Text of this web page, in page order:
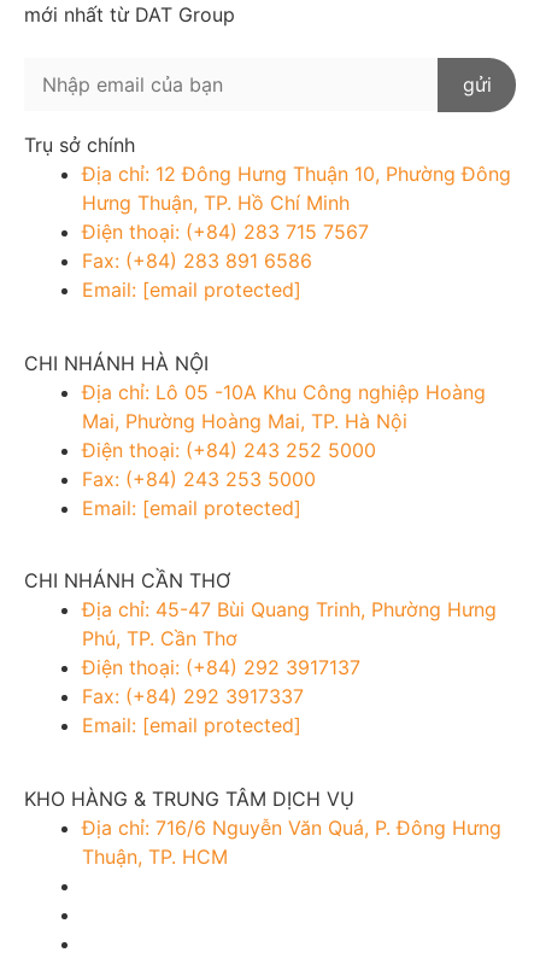
mới nhất từ DAT Group
Trụ sở chính
Địa chỉ: 12 Đông Hưng Thuận 10, Phường Đông
Hưng Thuận, TP. Hồ Chí Minh
Điện thoại: (+84) 283 715 7567
Fax: (+84) 283 891 6586
Email: [email protected]
CHI NHÁNH HÀ NỘI
Địa chỉ: Lô 05 -10A Khu Công nghiệp Hoàng
Mai, Phường Hoàng Mai, TP. Hà Nội
Điện thoại: (+84) 243 252 5000
Fax: (+84) 243 253 5000
Email: [email protected]
CHI NHÁNH CẦN THƠ
Địa chỉ: 45-47 Bùi Quang Trinh, Phường Hưng
Phú, TP. Cần Thơ
Điện thoại: (+84) 292 3917137
Fax: (+84) 292 3917337
Email: [email protected]
KHO HÀNG & TRUNG TÂM DỊCH VỤ
Địa chỉ: 716/6 Nguyễn Văn Quá, P. Đông Hưng
Thuận, TP. HCM